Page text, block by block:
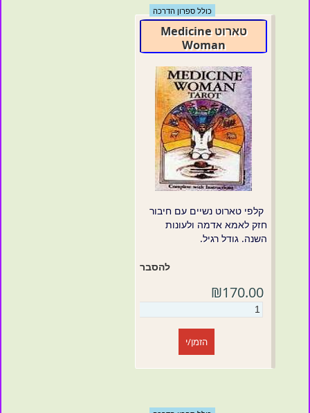
כולל ספרון הדרכה
טארוט Medicine
Woman
קלפי טארוט נשיים עם חיבור
חזק לאמא אדמה ולעונות
השנה. גודל רגיל.
להסבר
₪170.00
הזמן/י